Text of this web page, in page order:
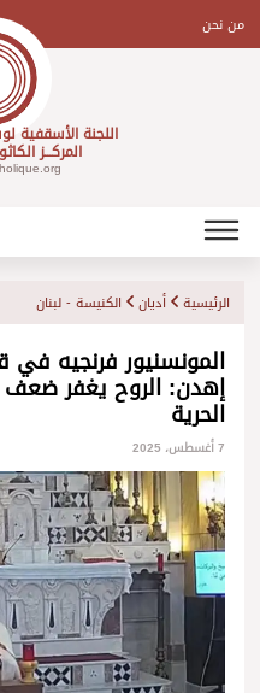
contentمن نحن
اللجنة الأسقفية
المركـــز
الرئيسية أديان الكنيسة - لبنان
المونسنيور فرنجيه
إهدن: الروح يغفر
الحرية
7 أغسطس، 2025